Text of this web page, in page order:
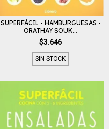
SUPERFÁCIL - HAMBURGUESAS -
ORATHAY SOUK...
$3.646
SIN STOCK